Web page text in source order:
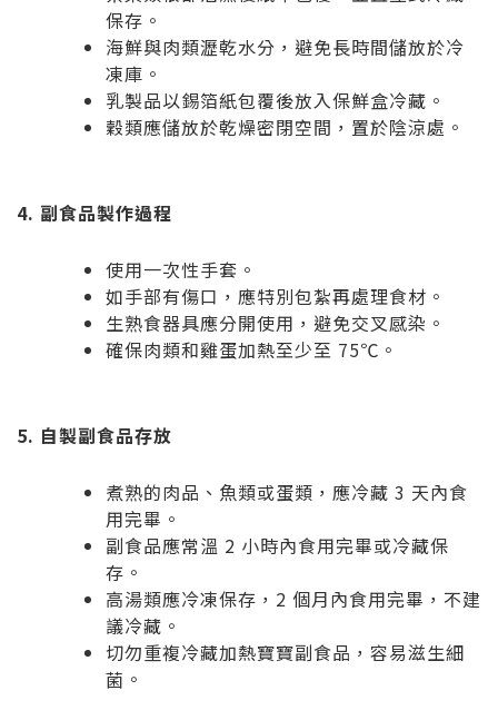
保存。
海鮮與肉類瀝乾水分，避免長時間儲放於冷
凍庫。
乳製品以錫箔紙包覆後放入保鮮盒冷藏。
穀類應儲放於乾燥密閉空間，置於陰涼處。
4. 副食品製作過程
使用一次性手套。
如手部有傷口，應特別包紮再處理食材。
生熟食器具應分開使用，避免交叉感染。
確保肉類和雞蛋加熱至少至 75℃。
5. 自製副食品存放
煮熟的肉品、魚類或蛋類，應冷藏 3 天內食
用完畢。
副食品應常溫 2 小時內食用完畢或冷藏保
存。
高湯類應冷凍保存，2 個月內食用完畢，不建
議冷藏。
切勿重複冷藏加熱寶寶副食品，容易滋生細
菌。